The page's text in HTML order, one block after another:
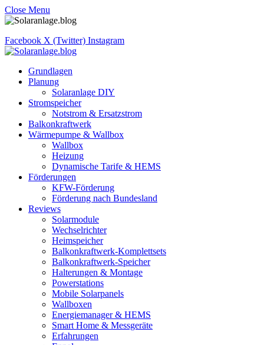
Close Menu
Facebook X (Twitter) Instagram
Grundlagen
Planung
Solaranlage DIY
Stromspeicher
Notstrom & Ersatzstrom
Balkonkraftwerk
Wärmepumpe & Wallbox
Wallbox
Heizung
Dynamische Tarife & HEMS
Förderungen
KFW-Förderung
Förderung nach Bundesland
Reviews
Solarmodule
Wechselrichter
Heimspeicher
Balkonkraftwerk-Komplettsets
Balkonkraftwerk-Speicher
Halterungen & Montage
Powerstations
Mobile Solarpanels
Wallboxen
Energiemanager & HEMS
Smart Home & Messgeräte
Erfahrungen